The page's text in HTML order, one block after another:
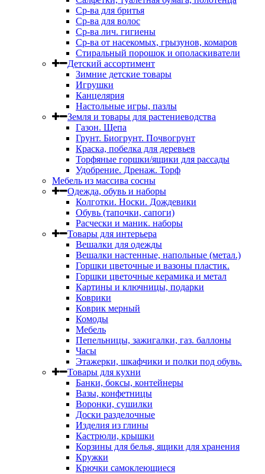
Ср-ва для бритья
Ср-ва для волос
Ср-ва лич. гигиены
Ср-ва от насекомых, грызунов, комаров
Стиральный порошок и ополаскиватели
Детский ассортимент
Зимние детские товары
Игрушки
Канцелярия
Настольные игры, пазлы
Земля и товары для растениеводства
Газон. Щепа
Грунт. Биогрунт. Почвогрунт
Краска, побелка для деревьев
Торфяные горшки/ящики для рассады
Удобрение. Дренаж. Торф
Мебель из массива сосны
Одежда, обувь и наборы
Колготки. Носки. Дождевики
Обувь (тапочки, сапоги)
Расчески и маник. наборы
Товары для интерьера
Вешалки для одежды
Вешалки настенные, напольные (метал.)
Горшки цветочные и вазоны пластик.
Горшки цветочные керамика и метал
Картины и ключницы, подарки
Коврики
Коврик мерный
Комоды
Мебель
Пепельницы, зажигалки, газ. баллоны
Часы
Этажерки, шкафчики и полки под обувь.
Товары для кухни
Банки, боксы, контейнеры
Вазы, конфетницы
Воронки, сушилки
Доски разделочные
Изделия из глины
Кастрюли, крышки
Корзины для белья, ящики для хранения
Кружки
Крючки самоклеющиеся